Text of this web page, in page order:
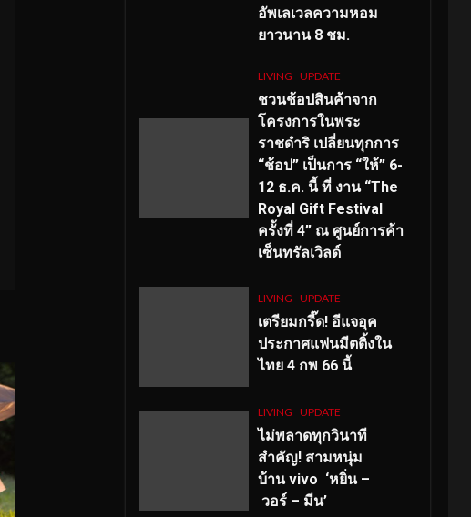
อัพเลเวลความหอม
ยาวนาน 8 ชม.
LIVING UPDATE
ชวนช้อปสินค้าจาก
โครงการในพระ
ราชดำริ เปลี่ยนทุกการ
“ช้อป” เป็นการ “ให้” 6-
12 ธ.ค. นี้ ที่ งาน “The
Royal Gift Festival
ครั้งที่ 4” ณ ศูนย์การค้า
เซ็นทรัลเวิลด์
LIVING UPDATE
เตรียมกรี๊ด! อีแจอุค
ประกาศแฟนมีตติ้งใน
ไทย 4 กพ 66 นี้
LIVING UPDATE
ไม่พลาดทุกวินาที
สำคัญ! สามหนุ่ม
บ้าน vivo ‘หยิ่น –
วอร์ – มีน’